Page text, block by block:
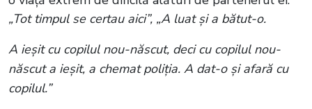
„Tot timpul se certau aici”, „A luat și a bătut-o.
A ieșit cu copilul nou-născut, deci cu copilul nou-
născut a ieșit, a chemat poliția. A dat-o și afară cu
copilul.”